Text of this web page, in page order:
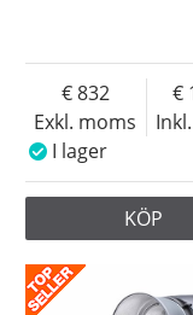
Exkl. moms
832
I lager
KÖP